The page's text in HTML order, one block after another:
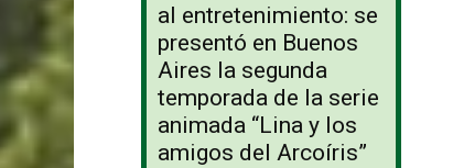
al entretenimiento: se
presentó en Buenos
Aires la segunda
temporada de la serie
animada “Lina y los
amigos del Arcoíris”